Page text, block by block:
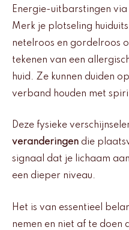
Energie-uitbarstingen via
Merk je plotseling
netelroos en gordelroos
tekenen van een
huid. Ze kunnen duiden op
verband houden met
Deze fysieke
veranderingen die
signaal dat je lichaam
een dieper niveau.
Het is van essentieel
nemen en niet af te doen